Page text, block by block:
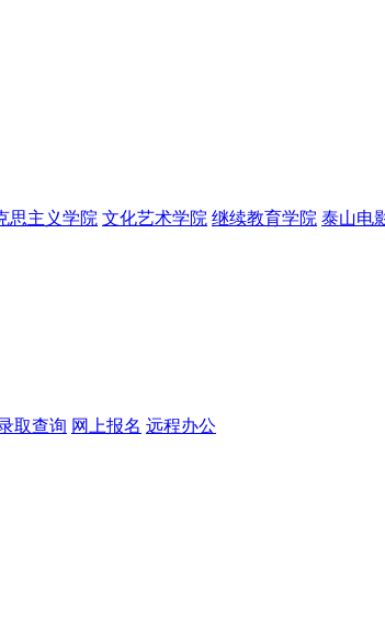
思主义学院 文化艺术学院 继续教育学院 泰山电
取查询 网上报名 远程办公